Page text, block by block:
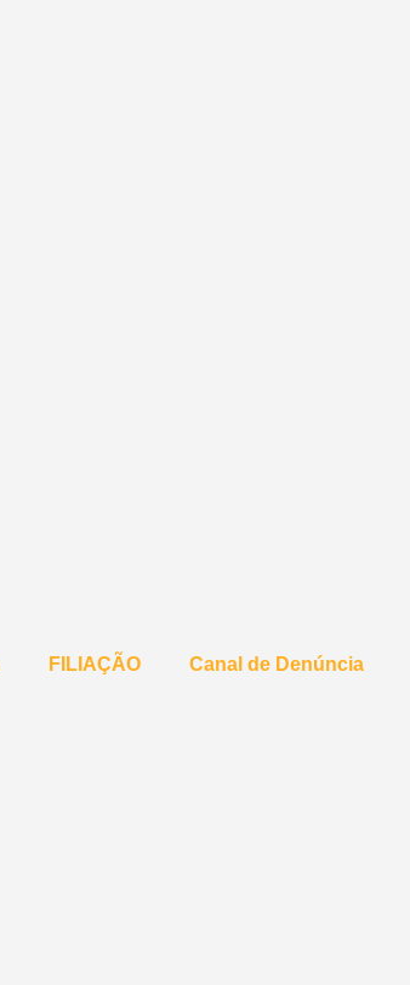
FILIAÇÃO Canal de Denúncia